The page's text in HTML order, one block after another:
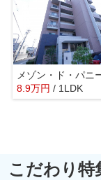
メゾン・ド・パニ
8.9万円 / 1LDK
こだわり特